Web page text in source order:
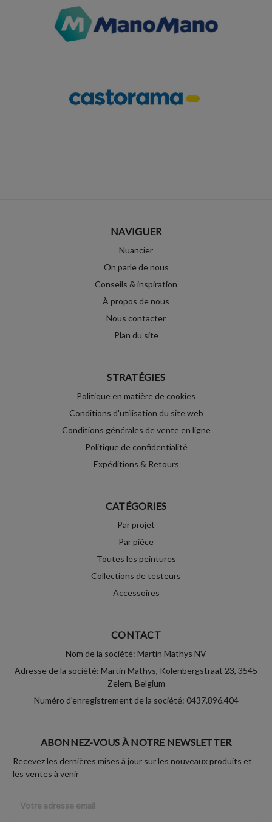
NAVIGUER
Nuancier
On parle de nous
Conseils & inspiration
À propos de nous
Nous contacter
Plan du site
STRATÉGIES
Politique en matière de cookies
Conditions d'utilisation du site web
Conditions générales de vente en ligne
Politique de confidentialité
Expéditions & Retours
CATÉGORIES
Par projet
Par pièce
Toutes les peintures
Collections de testeurs
Accessoires
CONTACT
Nom de la société: Martin Mathys NV
Adresse de la société: Martin Mathys, Kolenbergstraat 23, 3545
Zelem, Belgium
Numéro d'enregistrement de la société: 0437.896.404
ABONNEZ-VOUS À NOTRE NEWSLETTER
Recevez les dernières mises à jour sur les nouveaux produits et
les ventes à venir
Email